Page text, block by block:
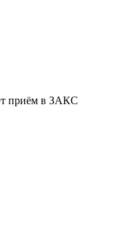
приём в ЗАКС